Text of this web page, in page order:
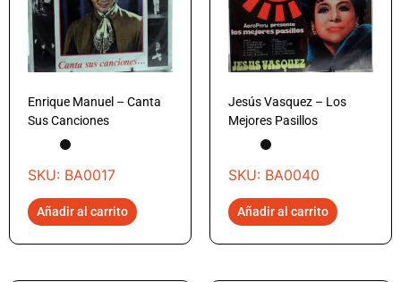
Enrique Manuel – Canta
Sus Canciones
SKU: BA0017
Añadir al carrito
Jesús Vasquez – Los
Mejores Pasillos
SKU: BA0040
Añadir al carrito